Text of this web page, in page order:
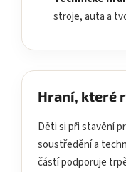
stroje, auta a
Hraní, které
Děti si při stavění
soustředění a
částí podporuje